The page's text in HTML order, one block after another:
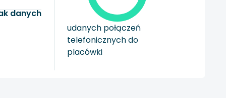
danych
udanych połączeń
telefonicznych do
placówki